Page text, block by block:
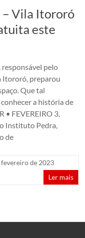
– Vila Itororó
este
pelo
Itororó, preparou
Que tal
a história de
• FEVEREIRO 3,
Instituto Pedra,
de
fevereiro de 2023
Ler mais